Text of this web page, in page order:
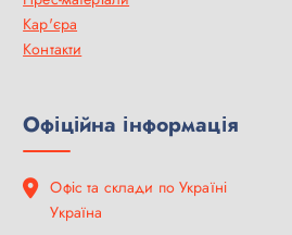
Кар'єра
Контакти
Офіційна інформація
Офіс та склади по Україні
Україна